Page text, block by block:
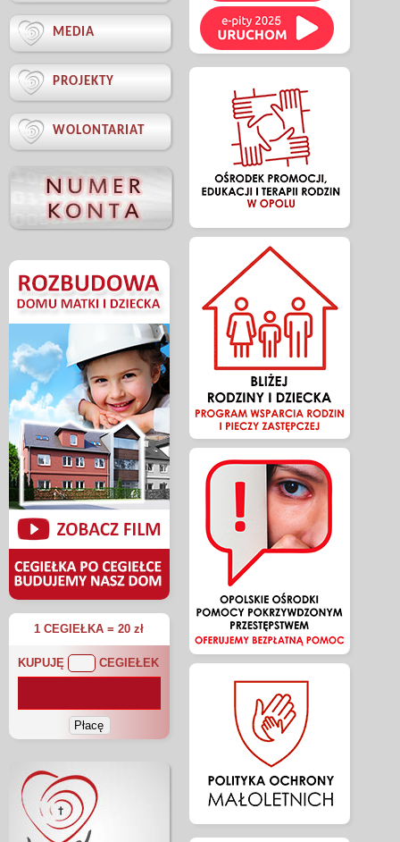
 MEDIA
 PROJEKTY
 WOLONTARIAT
1 CEGIEŁKA = 20 zł
KUPUJĘ CEGIEŁEK